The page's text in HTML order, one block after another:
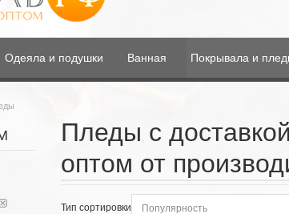
Одеяла и подушки Ванная Покрывала и
Пледы с
оптом от
Тип сортировки